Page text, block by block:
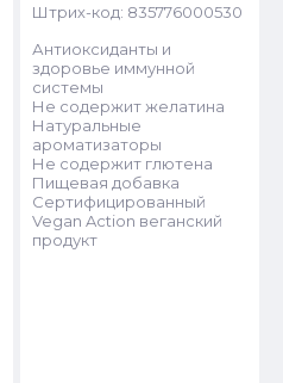
Штрих-код: 835776000530
Антиоксиданты и
здоровье иммунной
системы
Не содержит желатина
Натуральные
ароматизаторы
Не содержит глютена
Пищевая добавка
Сертифицированный
Vegan Action веганский
продукт